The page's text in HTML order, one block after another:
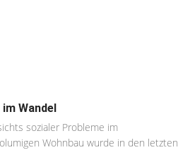
im Wandel
sozialer Probleme im
Wohnbau wurde in den letzten